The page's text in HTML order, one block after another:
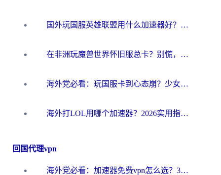
国外玩国服英雄联盟用什么加速器好？海外党亲测有效的国服游戏加速指南
在非洲玩魔兽世界怀旧服总卡？别慌，这份指南帮你丝滑开荒
海外党必看：玩国服卡到心态崩？少女前线云图计划加速器免费推荐+碧蓝航线足球世界流畅攻略
海外打LOL用哪个加速器？2026实用指南：从延迟到设备适配，一篇解决你的国服游戏痛点
回国代理vpn
海外党必看：加速器免费vpn怎么选？3步教你无缝访问国内资源